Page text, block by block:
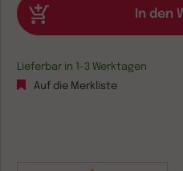
Lieferbar in 1-3 Werktagen
Auf die Merkliste